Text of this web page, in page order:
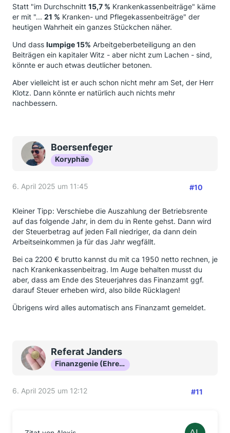
Statt "im Durchschnitt 15,7 % Krankenkassenbeiträge" käme
er mit "... 21 % Kranken- und Pflegekassenbeiträge" der
heutigen Wahrheit ein ganzes Stückchen näher.
Und dass lumpige 15% Arbeitgeberbeteiligung an den
Beiträgen ein kapitaler Witz - aber nicht zum Lachen - sind,
könnte er auch etwas deutlicher betonen.
Aber vielleicht ist er auch schon nicht mehr am Set, der Herr
Klotz. Dann könnte er natürlich auch nichts mehr
nachbessern.
Boersenfeger
Koryphäe
6. April 2025 um 11:45 #10
Kleiner Tipp: Verschiebe die Auszahlung der Betriebsrente
auf das folgende Jahr, in dem du in Rente gehst. Dann wird
der Steuerbetrag auf jeden Fall niedriger, da dann dein
Arbeitseinkommen ja für das Jahr wegfällt.
Bei ca 2200 € brutto kannst du mit ca 1950 netto rechnen, je
nach Krankenkassenbeitrag. Im Auge behalten musst du
aber, dass am Ende des Steuerjahres das Finanzamt ggf.
darauf Steuer erheben wird, also bilde Rücklagen!
Übrigens wird alles automatisch ans Finanzamt gemeldet.
Referat Janders
Finanzgenie (Ehrenmitglied)
6. April 2025 um 12:12 #11